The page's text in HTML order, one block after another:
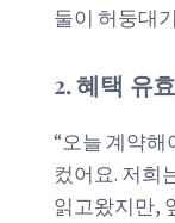
둘이 허둥대
2. 혜택 유
“오늘 계약해
컸어요. 저희
읽고왔지만,